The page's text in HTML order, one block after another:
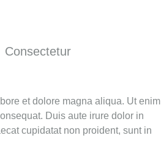
Consectetur
et dolore magna aliqua. Ut enim
Duis aute irure dolor in
cupidatat non proident, sunt in